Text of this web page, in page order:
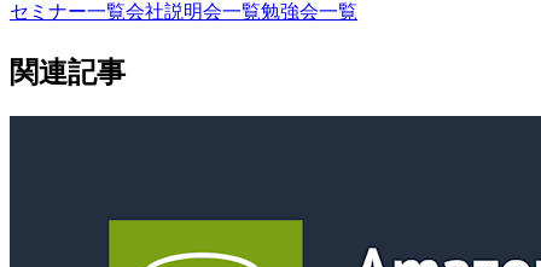
セミナー一覧会社説明会一覧勉強会一覧
関連記事